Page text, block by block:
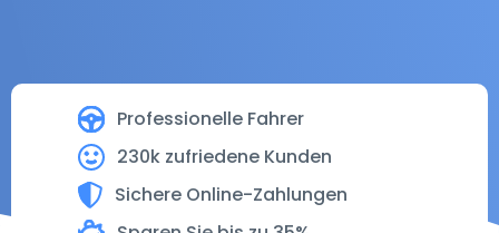
Professionelle Fahrer
230k zufriedene Kunden
Sichere Online-Zahlungen